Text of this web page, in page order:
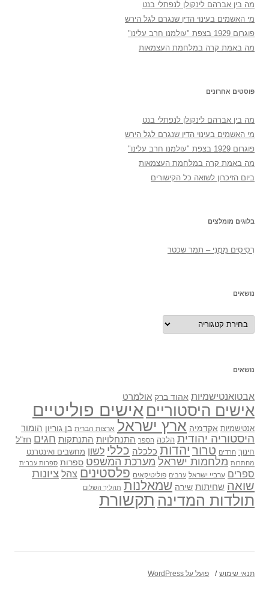
מה בין אברהם לינקולן לנפתלי בנט
מי האשמים בעינוי הדין שנגרם לגל הירש
פוגרום 1929 בצפת "עולמנו חרב עלינו"
מה באמת קרה במלחמת העצמאות
פוסטים אחרונים
מה בין אברהם לינקולן לנפתלי בנט
מי האשמים בעינוי הדין שנגרם לגל הירש
פוגרום 1929 בצפת "עולמנו חרב עלינו"
מה באמת קרה במלחמת העצמאות
ביום הזיכרון לשואה כל הקישורים
בלוגים מומלצים
רְסִיסִים מִמֶנִי – תמר שכטר
נושאים
נושאים
נושאים
אבטואנטישמיות אהוד ברק אולמרט
אישים היסטוריים אישים פוליטיים
אנטישמיות אקדמיה ארץ ישראל ארצות הברית בן גוריון הומור
היסטוריה יהודית הלכה הספר התנחלויות התנתקות חגים חז"ל
חינוך חרדים טרור יהדות כלכלה כללי לשון מחשבים ואינטרנט
מחתרות מלחמות ישראל מערכת המשפט ספרות ספרות עברית
ספרים ערביי ישראל ערבים פוליטיקאים פלסטינים צהל ציונות
שואה שחיתות שירה שמאלנות תהליך השלום
תולדות המדינה תקשורת
תנאי שימוש פועל על WordPress